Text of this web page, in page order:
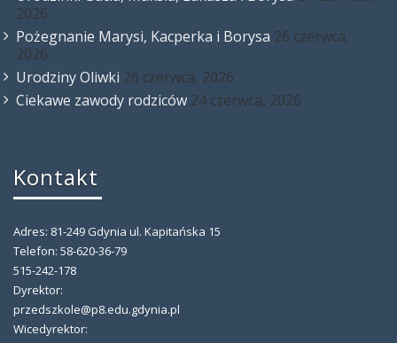
2026
Pożegnanie Marysi, Kacperka i Borysa 26 czerwca,
2026
Urodziny Oliwki 26 czerwca, 2026
Ciekawe zawody rodziców 24 czerwca, 2026
Kontakt
Adres: 81-249 Gdynia ul. Kapitańska 15
Telefon: 58-620-36-79
515-242-178
Dyrektor:
przedszkole@p8.edu.gdynia.pl
Wicedyrektor: